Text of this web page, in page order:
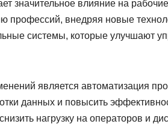
значительное влияние на
профессий, внедряя новые
системы, которые улучшают
является автоматизация
данных и повысить
нагрузку на операторов и